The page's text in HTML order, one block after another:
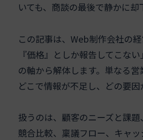
いても、商談の最後で静かに却
この記事は、Web制作会社の
『価格』としか報告してこな
の軸から解体します。単なる
どこで情報が不足し、どの要
扱うのは、顧客のニーズと課
競合比較、稟議フロー、キャ